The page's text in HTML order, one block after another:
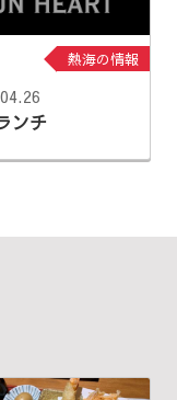
熱海の情報
ンチ